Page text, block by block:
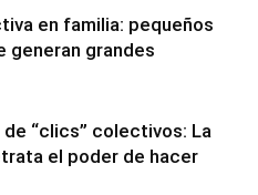
en familia: pequeños
generan grandes
de “clics” colectivos: La
el poder de hacer